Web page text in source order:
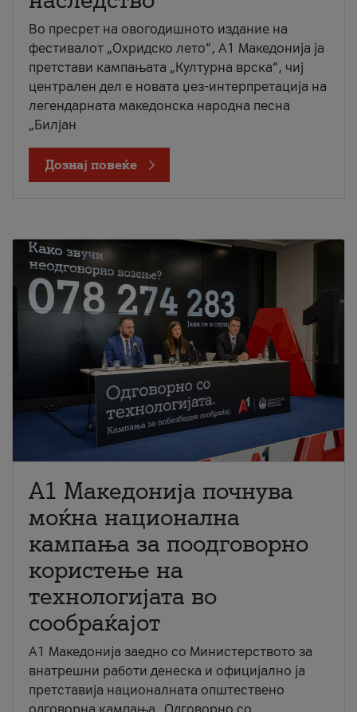
Во пресрет на овогодишното издание на
фестивалот „Охридско лето“, А1 Македонија ја
претстави кампањата „Културна врска“, чиј
централен дел е новата џез-интерпретација на
легендарната македонска народна песна
„Билјан
Дознај повеќе
A1 Македонија почнува
моќна национална
кампања за поодговорно
користење на
технологијата во
сообраќајот
A1 Македонија заедно со Министерството за
внатрешни работи денеска и официјално ја
претставија националната општествено
одговорна кампања „Одговорно со